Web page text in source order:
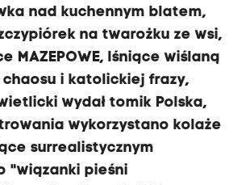
nad kuchennym blatem,
na twarożku ze wsi,
MAZEPOWE, lśniące wiślaną
i katolickiej frazy,
wydał tomik Polska,
wykorzystano kolaże
surrealistycznym
"wiązanki pieśni